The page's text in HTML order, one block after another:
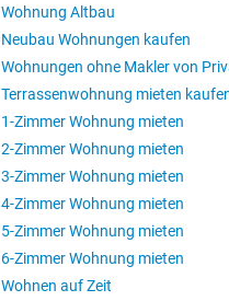
Wohnung Altbau
Neubau Wohnungen kaufen
Wohnungen ohne Makler von
Terrassenwohnung mieten
1-Zimmer Wohnung mieten
2-Zimmer Wohnung mieten
3-Zimmer Wohnung mieten
4-Zimmer Wohnung mieten
5-Zimmer Wohnung mieten
6-Zimmer Wohnung mieten
Wohnen auf Zeit